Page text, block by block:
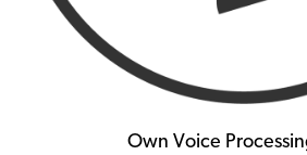
Own Voice